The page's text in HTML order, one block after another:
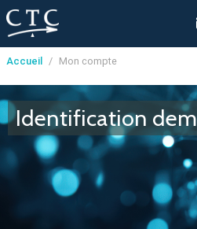
Panneau de gestion des cookies
Accueil / Mon compte
Identification